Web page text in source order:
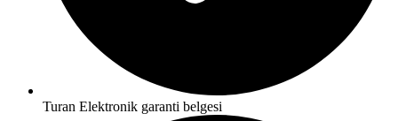
Turan Elektronik garanti belgesi